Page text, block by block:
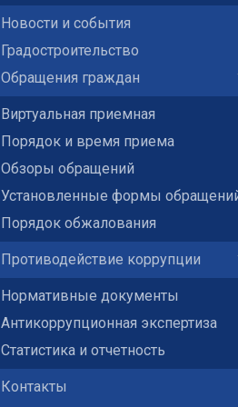
Новости и события
Градостроительство
Обращения граждан
Виртуальная приемная
Порядок и время приема
Обзоры обращений
Установленные формы
Порядок обжалования
Противодействие коррупции
Нормативные документы
Антикоррупционная экспертиза
Статистика и отчетность
Контакты